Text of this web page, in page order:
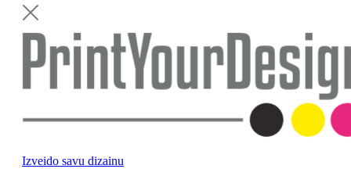
Izveido savu dizainu